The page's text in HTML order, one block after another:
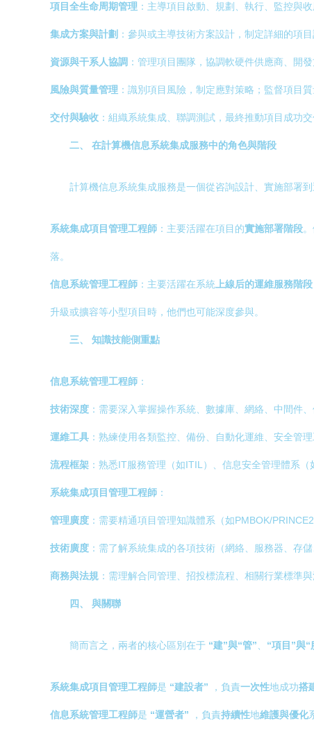
項目全生命周期管理 ：主導項目啟動、規劃、執行、監控與收
集成方案與計劃 ：參與或主導技術方案設計，制定詳細的項
資源與干系人協調 ：管理項目團隊，協調軟硬件供應商、開
風險與質量管理 ：識別項目風險，制定應對策略；監督項目
交付與驗收 ：組織系統集成、聯調測試，最終推動項目成功交
二、 在計算機信息系統集成服務中的角色與階段
計算機信息系統集成服務是一個從咨詢設計、實施部署
系統集成項目管理工程師 ：主要活躍在項目的實施部署階段
落。
信息系統管理工程師 ：主要活躍在系統 上線后的運維服務階段
升級或擴容等小型項目時，他們也可能深度參與。
三、 知識技能側重點
信息系統管理工程師 ：
技術深度 ：需要深入掌握操作系統、數據庫、網絡、中間件
運維工具 ：熟練使用各類監控、備份、自動化運維、安全管理
流程框架 ：熟悉IT服務管理（如ITIL）、信息安全管理體系（
系統集成項目管理工程師 ：
管理廣度 ：需要精通項目管理知識體系（如PMBOK/
技術廣度 ：需了解系統集成的各項技術（網絡、服務器、存
商務與法規 ：需理解合同管理、招投標流程、相關行業標準與
四、 與關聯
簡而言之，兩者的核心區別在于 “建”與“管” “項目”與“
系統集成項目管理工程師是 “建設者” ，負責一次性地成功搭
信息系統管理工程師是 “運營者” ，負責持續性地維護與優化